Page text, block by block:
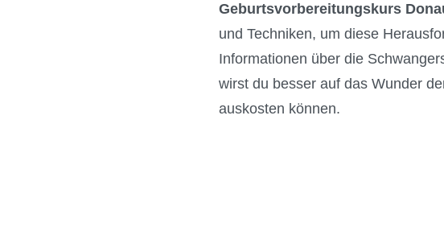
Geburtsvorbereitungskurs
und Techniken, um diese
Informationen über die
wirst du besser auf das Wunder
auskosten können.